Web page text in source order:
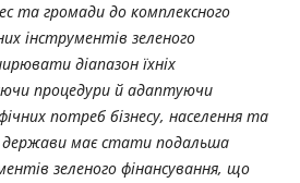
та громади до комплексного
інструментів зеленого
діапазон їхніх
процедури й адаптуючи
потреб бізнесу, населення та
має стати подальша
зеленого фінансування, що